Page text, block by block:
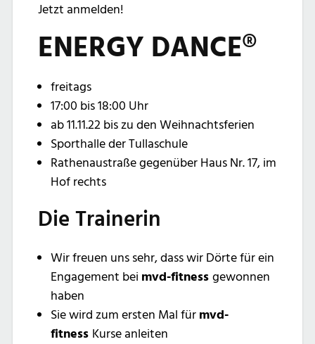
Jetzt anmelden!
ENERGY DANCE®
freitags
17:00 bis 18:00 Uhr
ab 11.11.22 bis zu den Weihnachtsferien
Sporthalle der Tullaschule
Rathenaustraße gegenüber Haus Nr. 17, im
Hof rechts
Die Trainerin
Wir freuen uns sehr, dass wir Dörte für ein
Engagement bei mvd-fitness gewonnen
haben
Sie wird zum ersten Mal für mvd-
fitness Kurse anleiten